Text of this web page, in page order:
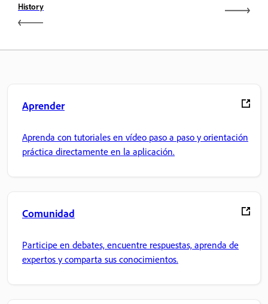
History
Aprender
Aprenda con tutoriales en vídeo paso a paso y orientación
práctica directamente en la aplicación.
Comunidad
Participe en debates, encuentre respuestas, aprenda de
expertos y comparta sus conocimientos.